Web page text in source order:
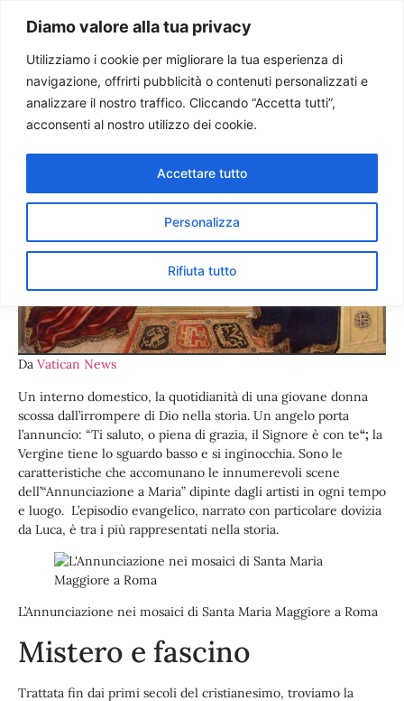
Diamo valore alla tua privacy
Utilizziamo i cookie per migliorare la tua esperienza di
navigazione, offrirti pubblicità o contenuti personalizzati e
analizzare il nostro traffico. Cliccando “Accetta tutti”,
acconsenti al nostro utilizzo dei cookie.
Personalizza
Rifiuta tutto
Accettare tutto
Paolo Ondarza
L’annunciazione nell’arte
Da Vatican News
Un interno domestico, la quotidianità di una giovane donna
scossa dall’irrompere di Dio nella storia. Un angelo porta
l’annuncio: “Ti saluto, o piena di grazia, il Signore è con te“; la
Vergine tiene lo sguardo basso e si inginocchia. Sono le
caratteristiche che accomunano le innumerevoli scene
dell’“Annunciazione a Maria” dipinte dagli artisti in ogni tempo
e luogo. L’episodio evangelico, narrato con particolare dovizia
da Luca, è tra i più rappresentati nella storia.
L’Annunciazione nei mosaici di Santa Maria Maggiore a Roma
Mistero e fascino
Trattata fin dai primi secoli del cristianesimo, troviamo la